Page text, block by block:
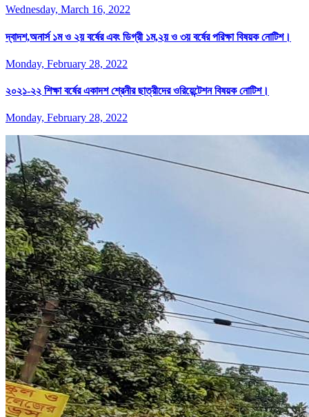
Wednesday, March 16, 2022
দ্বাদশ,অনার্স ১ম ও ২য় বর্ষের এবং ডিগ্রী ১ম,২য় ও ৩য় বর্ষের পরিক্ষা বিষয়ক নোটিশ।
Monday, February 28, 2022
২০২১-২২ শিক্ষা বর্ষের একাদশ শ্রেনীর ছাত্রীদের ওরিয়েন্টেশন বিষয়ক নোটিশ।
Monday, February 28, 2022